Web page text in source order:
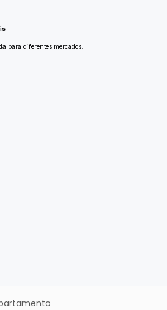
para diferentes mercados.